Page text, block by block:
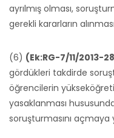
ayrılmış olması,
gerekli kararların
(6) (Ek:RG-7/11/2013-
gördükleri takdirde
öğrencilerin
yasaklanması
soruşturmasını